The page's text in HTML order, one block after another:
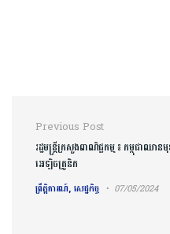
Post
Previous Post
រដ្ឋមន្ត្រីក្រសួងពាណិជ្ជកម្ម ៖ កម្ពុជាឈានមុ
អេឡិចត្រូនិក
ព្រឹត្តិការណ៍, សេដ្ឋកិច្ច 07/05/2024